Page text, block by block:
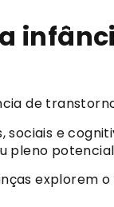
de
sociais e
pleno
explorem